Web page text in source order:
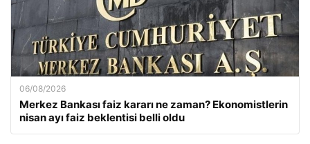
06/08/2026
Merkez Bankası faiz kararı ne zaman? Ekonomistlerin
nisan ayı faiz beklentisi belli oldu